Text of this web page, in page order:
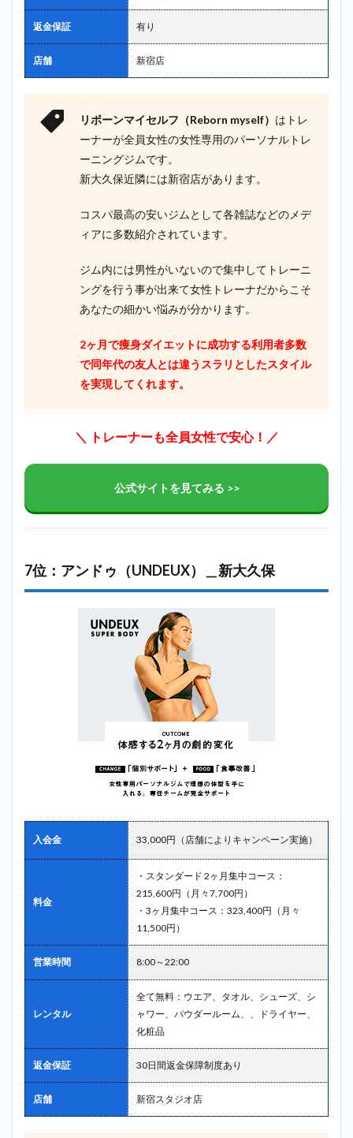
返金保証 有り
店舗 新宿店
リボーンマイセルフ（Reborn myself） はトレ
ーナーが全員女性の女性専用のパーソナルトレ
ーニングジムです。
新大久保近隣には新宿店があります。
コスパ最高の安いジムとして各雑誌などのメデ
ィアに多数紹介されています。
ジム内には男性がいないので集中してトレーニ
ングを行う事が出来て女性トレーナだからこそ
あなたの細かい悩みが分かります。
2ヶ月で痩身ダイエットに成功する利用者多数
で同年代の友人とは違うスラリとしたスタイル
を実現してくれます。
＼ トレーナーも全員女性で安心！／
公式サイトを見てみる >>
7位：アンドゥ（UNDEUX）＿新大久保
入会金 33,000円（店舗によりキャンペーン実施）
料金
・スタンダード 2ヶ月集中コース：
215,600円（月々7,700円）
・3ヶ月集中コース：323,400円（月々
11,500円）
営業時間 8:00～22:00
レンタル
全て無料：ウエア、タオル、シューズ、シ
ャワー、パウダールーム、、ドライヤー、
化粧品
返金保証 30日間返金保障制度あり
店舗 新宿スタジオ店